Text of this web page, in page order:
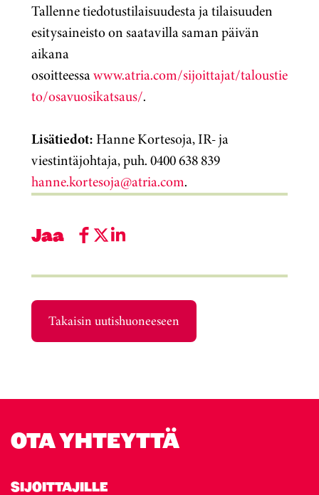
Tallenne tiedotustilaisuudesta ja tilaisuuden
esitysaineisto on saatavilla saman päivän
aikana
osoitteessawww.atria.com/sijoittajat/taloustie
to/osavuosikatsaus/.
Lisätiedot:Hanne Kortesoja, IR- ja
viestintäjohtaja, puh. 0400 638 839
hanne.kortesoja@atria.com.
Jaa
Takaisin uutishuoneeseen
OTA YHTEYTTÄ
SIJOITTAJILLE